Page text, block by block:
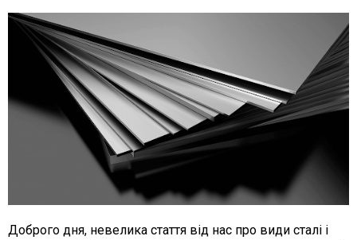
Доброго дня, невелика стаття від нас про види сталі і